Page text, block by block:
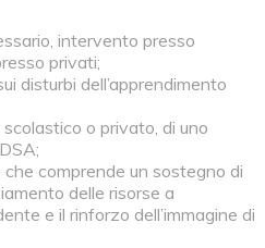
intervento presso
privati;
disturbi dell’apprendimento
o privato, di uno
comprende un sostegno di
delle risorse a
e il rinforzo dell’immagine di